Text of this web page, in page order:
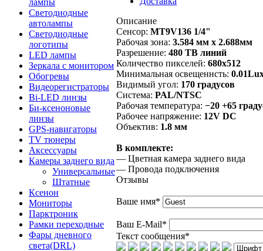
лампы
Светодиодные
автолампы
Светодиодные
логотипы
LED лампы
Зеркала с монитором
Обогревы
Видеорегистраторы
Bi-LED линзы
Би-ксеноновые
линзы
GPS-навигаторы
TV тюнеры
Аксессуары
Камеры заднего вида
Универсальные
Штатные
Ксенон
Мониторы
Парктроник
Рамки переходные
Фары дневного
света(DRL)
Описание
Сенсор: MT9V136 1/4"
Рабочая зона: 3.584 мм х 2.688мм
Разрешение: 480 ТВ линий
Количество пикселей: 680х512
Минимальная освещеннсть:
Видимый угол: 170 градусов
Система: PAL/NTSC
Рабочая температура: −20 +65
Рабочее напряжение: 12V DC
Объектив: 1.8 мм
В комплекте:
— Цветная камера заднего вида
— Провода подключения
Отзывы
Ваше имя*
Ваш E-Mail*
Текст сообщения*